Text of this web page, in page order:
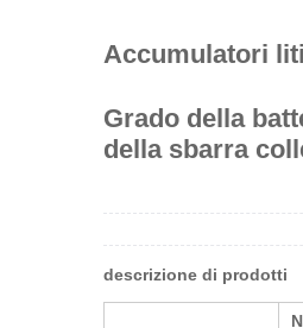
Accumulatori
Grado della
della sbarra
descrizione di prodotti